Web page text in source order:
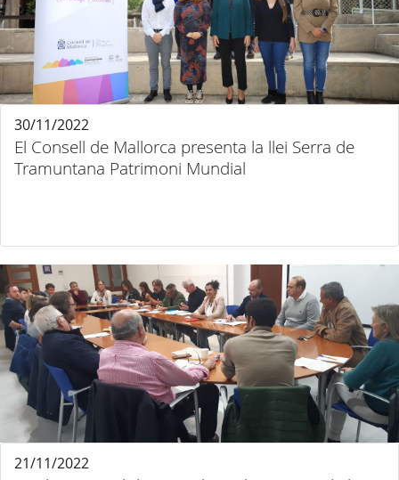
El Consell de Mallorca presenta la llei Serra de
Tramuntana Patrimoni Mundial
30/11/2022
21/11/2022